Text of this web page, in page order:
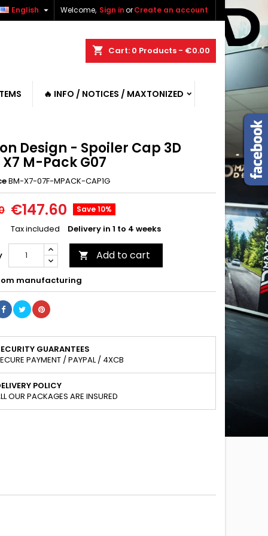
Welcome, Sign inorCreate an account
English 
shopping_cart Cart: 0 Products - €0.00
🔥 INFO / NOTICES / MAXTONIZED
Design - Spoiler Cap 3D
X7 M-Pack G07
BM-X7-07F-MPACK-CAP1G
€147.60 Save 10%
Tax included Delivery in 1 to 4 weeks
 Add to cart
manufacturing
GUARANTEES
PAYMENT / PAYPAL / 4XCB
POLICY
OUR PACKAGES ARE INSURED